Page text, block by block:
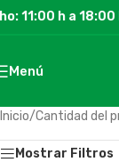
11:00 h a 18:00
Menú
Inicio/Cantidad del
Mostrar Filtros